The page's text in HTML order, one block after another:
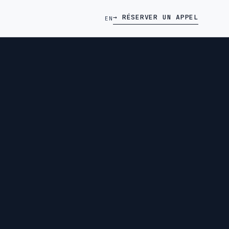
EN→ RÉSERVER UN APPEL